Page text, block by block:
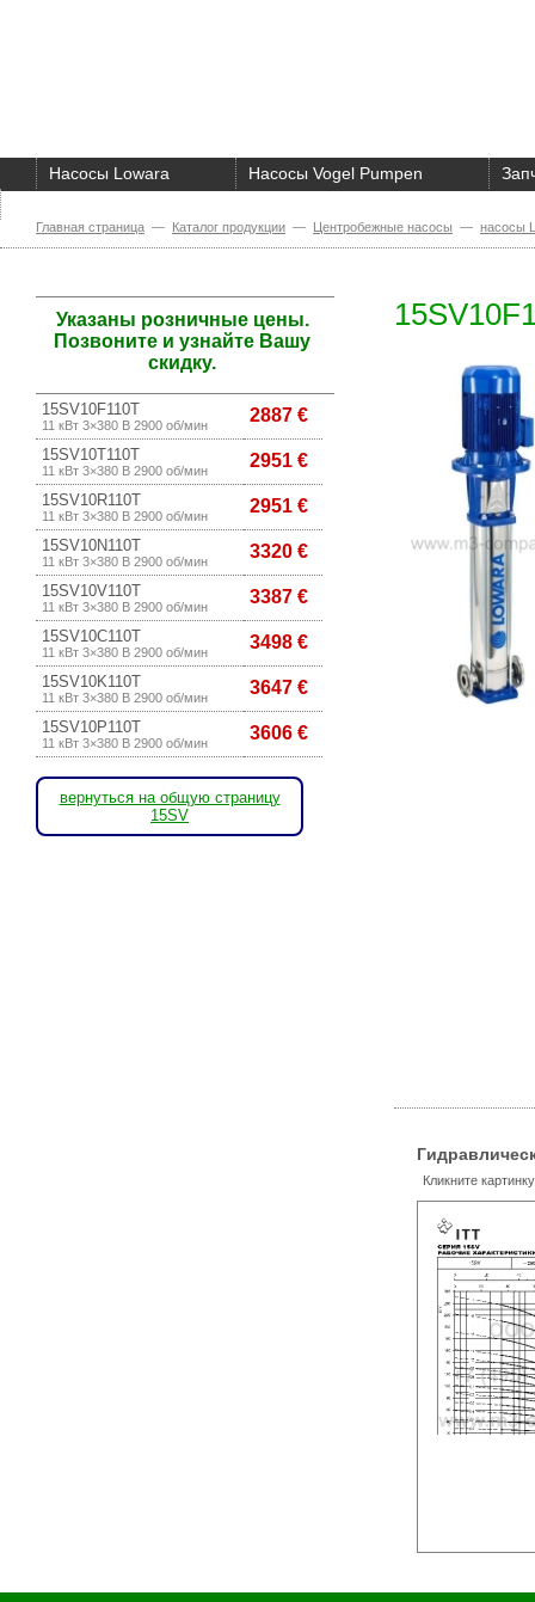
Насосы Lowara Насосы Vogel Pumpen
Главная страница — Каталог продукции — Центробежные насосы — насосы
Кликните
Указаны розничные цены.
Позвоните и узнайте Вашу
скидку.
15SV10F110T
11 кВт 3×380 В 2900 об/мин 2887 €
15SV10T110T
11 кВт 3×380 В 2900 об/мин 2951 €
15SV10R110T
11 кВт 3×380 В 2900 об/мин 2951 €
15SV10N110T
11 кВт 3×380 В 2900 об/мин 3320 €
15SV10V110T
11 кВт 3×380 В 2900 об/мин 3387 €
15SV10C110T
11 кВт 3×380 В 2900 об/мин 3498 €
15SV10K110T
11 кВт 3×380 В 2900 об/мин 3647 €
15SV10P110T
11 кВт 3×380 В 2900 об/мин 3606 €
вернуться на общую страницу
15SV